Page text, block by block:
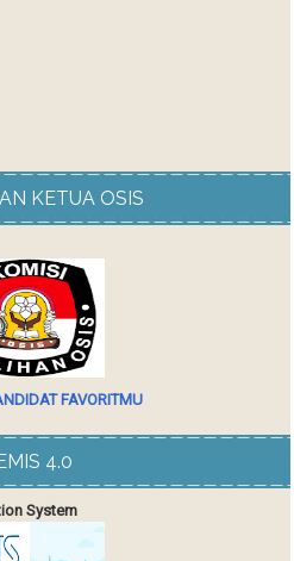
KETUA OSIS
FAVORITMU
4.0
System